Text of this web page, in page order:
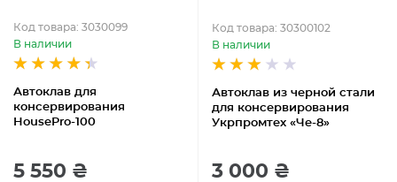
Автоклав для
консервирования
HousePro-100
Код товара: 3030099
В наличии
5 550 ₴
Автоклав из черной стали
для консервирования
Укрпромтех «Че-8»
Код товара: 30300102
В наличии
3 000 ₴